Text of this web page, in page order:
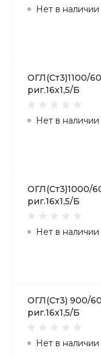
Нет в наличии
ОГЛ(Ст3)1100/
риг.16х1,5/Б
Нет в наличии
ОГЛ(Ст3)1000/
риг.16х1,5/Б
Нет в наличии
ОГЛ(Ст3) 900/
риг.16х1,5/Б
Нет в наличии